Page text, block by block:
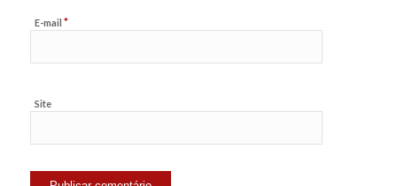
E-mail *
Site